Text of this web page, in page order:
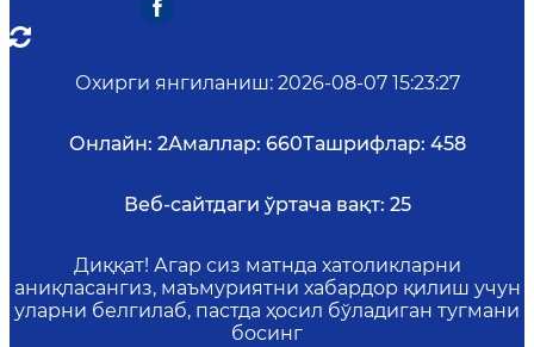
Охирги янгиланиш: 2026-08-07 15:23:27
Онлайн: 2Амаллар: 660Ташрифлар: 458
Веб-сайтдаги ўртача вақт: 25
Диққат! Агар сиз матнда хатоликларни
аниқласангиз, маъмуриятни хабардор қилиш учун
уларни белгилаб, пастда ҳосил бўладиган тугмани
босинг